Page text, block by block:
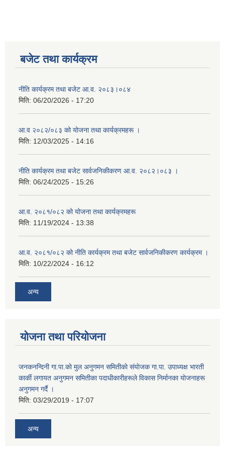
बजेट तथा कार्यक्रम
नीति कार्यक्रम तथा बजेट आ.व. २०८३।०८४
मिति: 06/20/2026 - 17:20
आ.व २०८२/०८३ को योजना तथा कार्यक्रमहरू ।
मिति: 12/03/2025 - 14:16
नीति कार्यक्रम तथा बजेट सार्वजनिकीकरण आ.व. २०८२।०८३ ।
मिति: 06/24/2025 - 15:26
आ.व. २०८१/०८२ को योजना तथा कार्यक्रमहरू
मिति: 11/19/2024 - 13:38
आ.व. २०८१/०८२ को नीति कार्यक्रम तथा बजेट सार्वजनिकीकरण कार्यक्रम ।
मिति: 10/22/2024 - 16:12
अन्य
योजना तथा परियोजना
जनकनन्दिनी गा.पा.काे मुल अनुगमन समितीकाे संयाेजक गा.पा. उपाध्यक्ष भारती
कार्की लगायत अनुगमन समितीका पदाधीकारीहरूले विकास निर्मानका याेजनाहरू
अनुगमन गर्दै ।
मिति: 03/29/2019 - 17:07
अन्य